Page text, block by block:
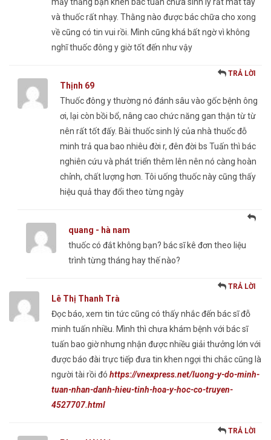
và thuốc rất nhạy. Thằng nào được bác chữa cho xong
về cũng có tin vui rồi. Mình cũng khá bất ngờ vì không
nghĩ thuốc đông y giờ tốt đến như vậy
Thịnh 69
TRẢ LỜI
Thuốc đông y thường nó đánh sâu vào gốc bệnh ông
ơi, lại còn bồi bổ, nâng cao chức năng gan thận từ từ
nên rất tốt đấy. Bài thuốc sinh lý của nhà thuốc đỗ
minh trả qua bao nhiêu đời r, đên đời bs Tuấn thì bác
nghiên cứu và phát triển thêm lên nên nó càng hoàn
chỉnh, chất lượng hơn. Tôi uống thuốc này cũng thấy
hiệu quả thay đổi theo từng ngày
quang - hà nam
thuốc có đắt không bạn? bác sĩ kê đơn theo liệu
trình từng tháng hay thế nào?
Lê Thị Thanh Trà
TRẢ LỜI
Đọc báo, xem tin tức cũng có thấy nhắc đến bác sĩ đỗ
minh tuấn nhiều. Mình thì chưa khám bệnh với bác sĩ
tuấn bao giờ nhưng nhận được nhiều giải thưởng lớn với
được báo đài trực tiếp đưa tin khen ngợi thi chắc cũng là
người tài rồi đó https://vnexpress.net/luong-y-do-minh-
tuan-nhan-danh-hieu-tinh-hoa-y-hoc-co-truyen-
4527707.html
TRẢ LỜI